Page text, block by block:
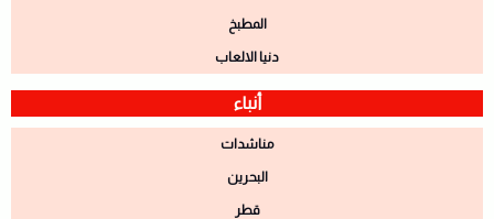
المطبخ
دنيا الالعاب
أنباء
مناشدات
البحرين
قطر